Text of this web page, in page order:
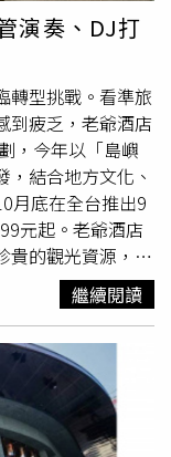
毛屋」季節鍋可
動，掌握節慶商
黑毛屋」插旗高
四季預計再新增2
駐拓展台北南
下半年營運成長
演奏、DJ打
轉型挑戰。看準旅
到疲乏，老爺酒店
，今年以「島嶼
結合地方文化、
月底在全台推出9
元起。老爺酒店
貴的觀光資源，應
市的面貌，翻轉旅
機會成為吸引海外
市，不只是體驗住
的需求，老爺酒
今年以音樂與聲
不同世代、族群
容涵蓋宮廟北管
繼續閱讀